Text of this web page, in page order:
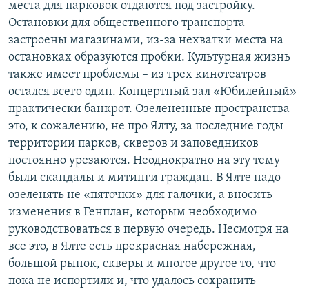
места для парковок отдаются под застройку.
Остановки для общественного транспорта
застроены магазинами, из-за нехватки места на
остановках образуются пробки. Культурная жизнь
также имеет проблемы – из трех кинотеатров
остался всего один. Концертный зал «Юбилейный»
практически банкрот. Озелененные пространства –
это, к сожалению, не про Ялту, за последние годы
территории парков, скверов и заповедников
постоянно урезаются. Неоднократно на эту тему
были скандалы и митинги граждан. В Ялте надо
озеленять не «пяточки» для галочки, а вносить
изменения в Генплан, которым необходимо
руководствоваться в первую очередь. Несмотря на
все это, в Ялте есть прекрасная набережная,
большой рынок, скверы и многое другое то, что
пока не испортили и, что удалось сохранить